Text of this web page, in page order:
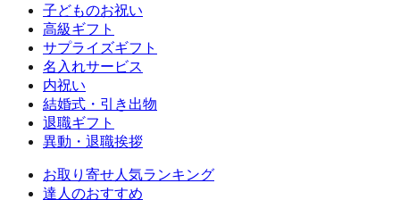
子どものお祝い
高級ギフト
サプライズギフト
名入れサービス
内祝い
結婚式・引き出物
退職ギフト
異動・退職挨拶
お取り寄せ人気ランキング
達人のおすすめ